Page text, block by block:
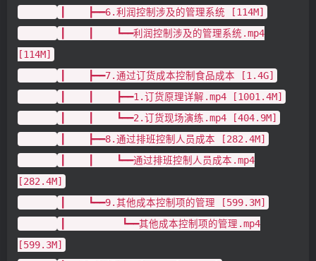
┃ ┣━━6.利润控制涉及的管理系统 [114M]
┃ ┃ ┗━━利润控制涉及的管理系统.mp4
[114M]
┃ ┣━━7.通过订货成本控制食品成本 [1.4G]
┃ ┃ ┣━━1.订货原理详解.mp4 [1001.4M]
┃ ┃ ┗━━2.订货现场演练.mp4 [404.9M]
┃ ┣━━8.通过排班控制人员成本 [282.4M]
┃ ┃ ┗━━通过排班控制人员成本.mp4
[282.4M]
┃ ┗━━9.其他成本控制项的管理 [599.3M]
┃ ┗━━其他成本控制项的管理.mp4
[599.3M]